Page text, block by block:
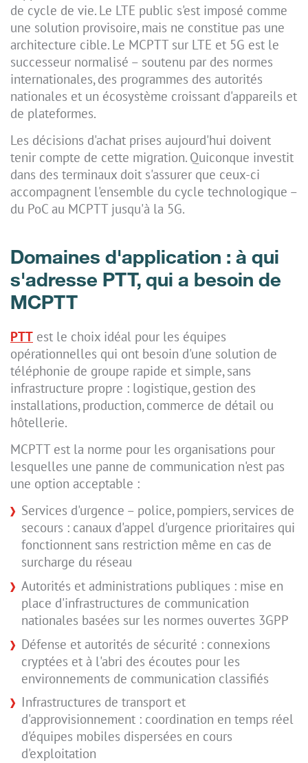
de cycle de vie. Le LTE public s'est imposé comme
une solution provisoire, mais ne constitue pas une
architecture cible. Le MCPTT sur LTE et 5G est le
successeur normalisé – soutenu par des normes
internationales, des programmes des autorités
nationales et un écosystème croissant d'appareils et
de plateformes.
Les décisions d'achat prises aujourd'hui doivent
tenir compte de cette migration. Quiconque investit
dans des terminaux doit s'assurer que ceux-ci
accompagnent l'ensemble du cycle technologique –
du PoC au MCPTT jusqu'à la 5G.
Domaines d'application : à qui
s'adresse PTT, qui a besoin de
MCPTT
PTT est le choix idéal pour les équipes
opérationnelles qui ont besoin d'une solution de
téléphonie de groupe rapide et simple, sans
infrastructure propre : logistique, gestion des
installations, production, commerce de détail ou
hôtellerie.
MCPTT est la norme pour les organisations pour
lesquelles une panne de communication n'est pas
une option acceptable :
Services d'urgence – police, pompiers, services de
secours : canaux d'appel d'urgence prioritaires qui
fonctionnent sans restriction même en cas de
surcharge du réseau
Autorités et administrations publiques : mise en
place d'infrastructures de communication
nationales basées sur les normes ouvertes 3GPP
Défense et autorités de sécurité : connexions
cryptées et à l'abri des écoutes pour les
environnements de communication classifiés
Infrastructures de transport et
d'approvisionnement : coordination en temps réel
d'équipes mobiles dispersées en cours
d'exploitation